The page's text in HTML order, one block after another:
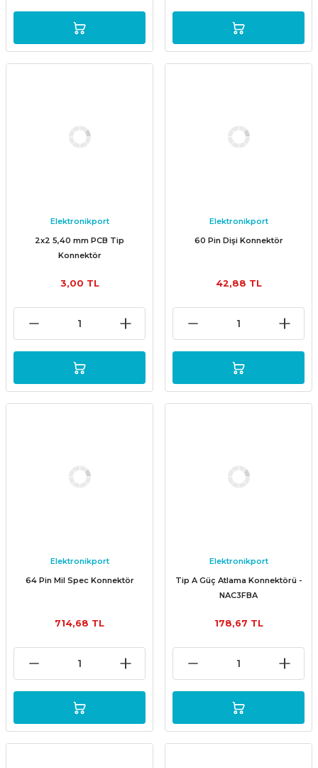
Elektronikport
2x2 5,40 mm PCB Tip
Konnektör
3,00 TL
Elektronikport
60 Pin Dişi Konnektör
42,88 TL
Elektronikport
64 Pin Mil Spec Konnektör
714,68 TL
Elektronikport
Tip A Güç Atlama Konnektörü -
NAC3FBA
178,67 TL